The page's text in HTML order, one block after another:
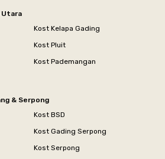
Utara
Kost Kelapa Gading
Kost Pluit
Kost Pademangan
& Serpong
Kost BSD
Kost Gading Serpong
Kost Serpong